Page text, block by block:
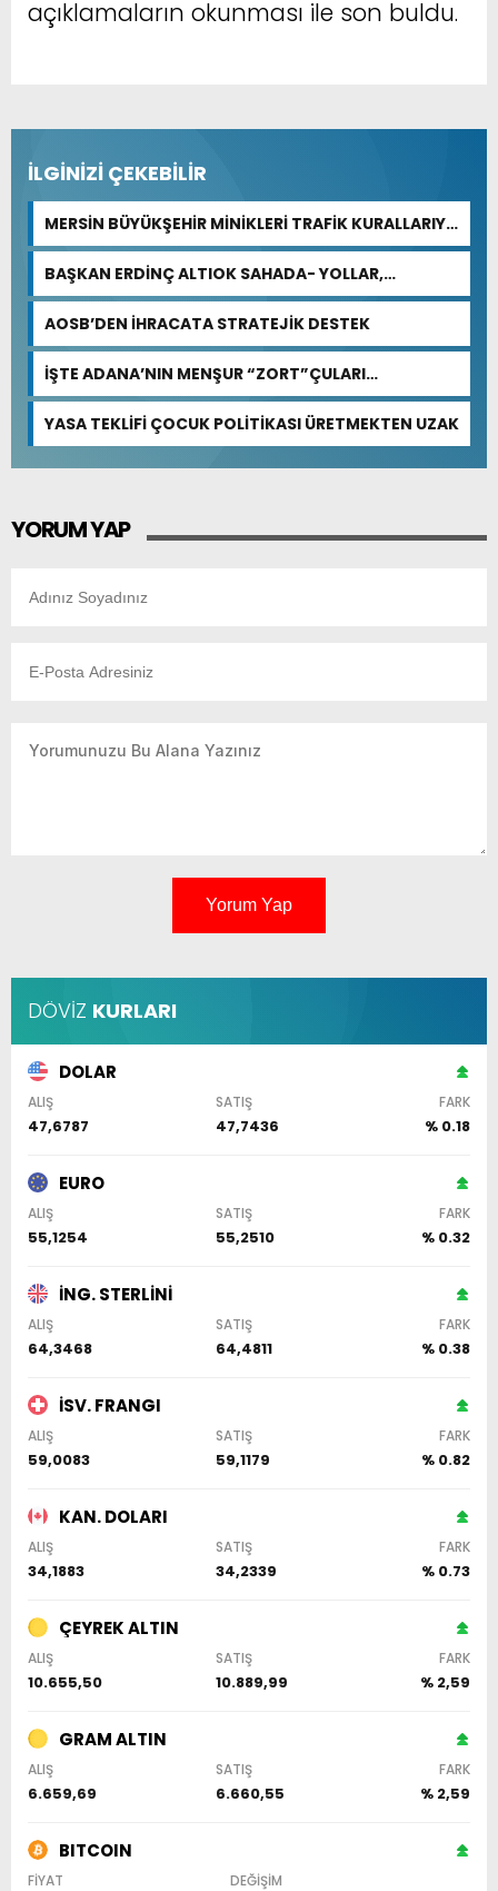
açıklamaların okunması ile son buldu.
İLGİNİZİ ÇEKEBİLİR
MERSİN BÜYÜKŞEHİR MİNİKLERİ TRAFİK KURALLARIYLA
BULUŞTURDU
BAŞKAN ERDİNÇ ALTIOK SAHADA- YOLLAR,
KALDIRIMLAR YENİLENİYOR
AOSB’DEN İHRACATA STRATEJİK DESTEK
İŞTE ADANA’NIN MENŞUR “ZORT”ÇULARI…
YASA TEKLİFİ ÇOCUK POLİTİKASI ÜRETMEKTEN UZAK
YORUM YAP
Yorum Yap
DÖVİZ KURLARI
DOLAR
ALIŞ SATIŞ FARK
47,6787 47,7436 % 0.18
EURO
ALIŞ SATIŞ FARK
55,1254 55,2510 % 0.32
İNG. STERLİNİ
ALIŞ SATIŞ FARK
64,3468 64,4811 % 0.38
İSV. FRANGI
ALIŞ SATIŞ FARK
59,0083 59,1179 % 0.82
KAN. DOLARI
ALIŞ SATIŞ FARK
34,1883 34,2339 % 0.73
ÇEYREK ALTIN
ALIŞ SATIŞ FARK
10.655,50 10.889,99 % 2,59
GRAM ALTIN
ALIŞ SATIŞ FARK
6.659,69 6.660,55 % 2,59
BITCOIN
FİYAT DEĞİŞİM